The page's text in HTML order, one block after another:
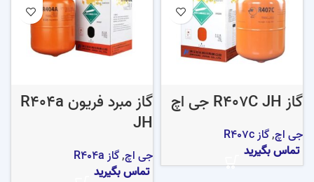
گاز R407C JH جی اچ
جی اچ,گاز R407c
تماس بگیرید
گاز مبرد فریون R404a
JH
جی اچ,گاز R404a
تماس بگیرید